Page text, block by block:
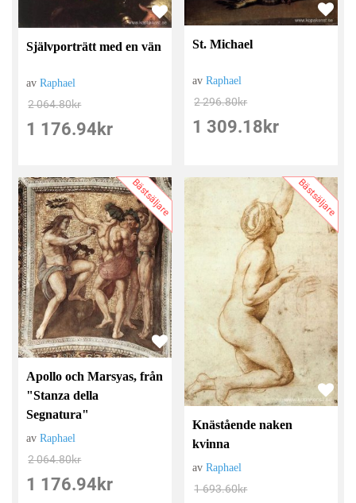
Självporträtt med en vän
avRaphael
2 064.80kr
1 176.94 kr
St. Michael
avRaphael
2 296.80kr
1 309.18 kr
Bästsäljare
Apollo och Marsyas, från
"Stanza della
Segnatura"
avRaphael
2 064.80kr
1 176.94 kr
Bästsäljare
Knästående naken
kvinna
avRaphael
1 693.60kr